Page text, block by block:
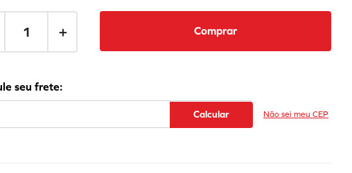
＋ Comprar
Não sei meu CEP